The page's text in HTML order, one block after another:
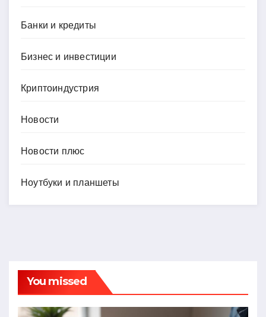
Банки и кредиты
Бизнес и инвестиции
Криптоиндустрия
Новости
Новости плюс
Ноутбуки и планшеты
You missed